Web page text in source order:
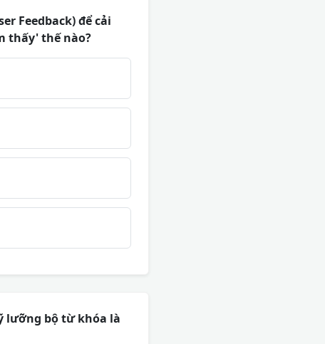
Feedback) để cải
thấy' thế nào?
lưỡng bộ từ khóa là